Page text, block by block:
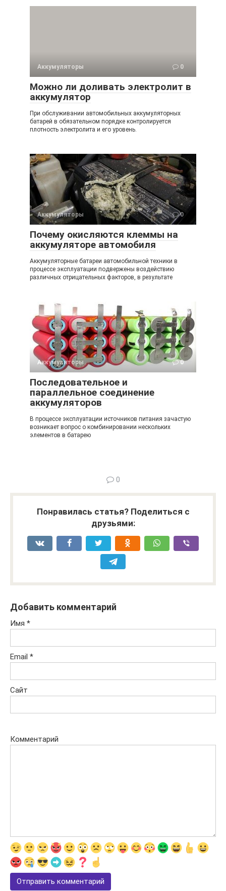
Аккумуляторы 0
Можно ли доливать электролит в
аккумулятор
При обслуживании автомобильных аккумуляторных
батарей в обязательном порядке контролируется
плотность электролита и его уровень.
Аккумуляторы 0
Почему окисляются клеммы на
аккумуляторе автомобиля
Аккумуляторные батареи автомобильной техники в
процессе эксплуатации подвержены воздействию
различных отрицательных факторов, в результате
Аккумуляторы 0
Последовательное и
параллельное соединение
аккумуляторов
В процессе эксплуатации источников питания зачастую
возникает вопрос о комбинировании нескольких
элементов в батарею
0
Понравилась статья? Поделиться с
друзьями:
Добавить комментарий
Имя *
Email *
Сайт
Комментарий